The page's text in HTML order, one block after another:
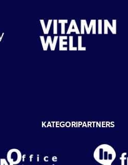
KATEGORIPARTNERS